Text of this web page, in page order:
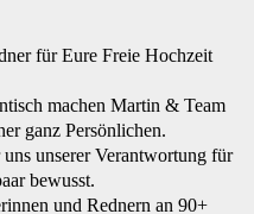
machen Martin & Team
ganz Persönlichen.
unserer Verantwortung für
bewusst.
und Rednern an 90+